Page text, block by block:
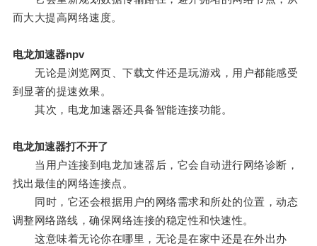
而大大提高网络速度。
电龙加速器npv
无论是浏览网页、下载文件还是玩游戏，用户都能感受
到显著的提速效果。
其次，电龙加速器还具备智能连接功能。
电龙加速器打不开了
当用户连接到电龙加速器后，它会自动进行网络诊断，
找出最佳的网络连接点。
同时，它还会根据用户的网络需求和所处的位置，动态
调整网络路线，确保网络连接的稳定性和快速性。
这意味着无论你在哪里，无论是在家中还是在外出办